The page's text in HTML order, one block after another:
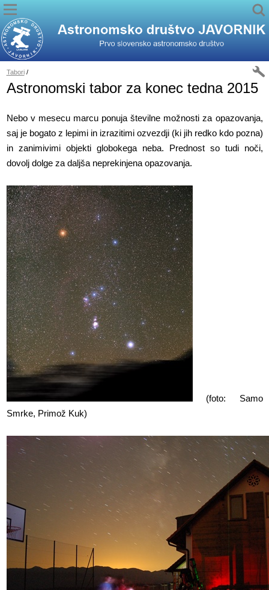
Tabori/
Astronomski tabor za konec tedna 2015
Nebo v mesecu marcu ponuja številne možnosti za opazovanja,
saj je bogato z lepimi in izrazitimi ozvezdji (ki jih redko kdo pozna)
in zanimivimi objekti globokega neba. Prednost so tudi noči,
dovolj dolge za daljša neprekinjena opazovanja.
(foto: Samo
Smrke, Primož Kuk)